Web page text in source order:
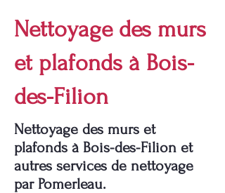
Nettoyage des murs
et plafonds à Bois-
des-Filion
Nettoyage des murs et
plafonds à Bois-des-Filion et
autres services de nettoyage
par Pomerleau.